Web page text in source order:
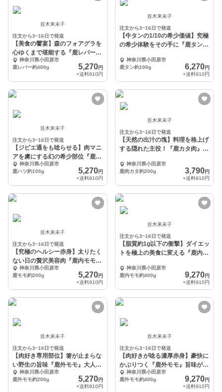
並木来未子
注文から3~16日で発送
【美食の饗宴】森のフォアグラを
心ゆくまで堪能する『鹿レバー』
大容量約400g
神奈川県小田原市
鹿レバー約400g
5,270円
+送料910円
並木来未子
注文から3~16日で発送
【牛タンの1/10の希少価値】究極
の希少体験をその手に『鹿タン』
神奈川県小田原市
鹿タン約100g
6,270円
+送料910円
並木来未子
注文から3~16日で発送
【ジビエ通をも唸らせる】肉マニ
アを虜にする幻の希少部位『鹿ハ
ツ』約100g
神奈川県小田原市
鹿ハツ約100g
5,270円
+送料910円
並木来未子
注文から3~16日で発送
【天然の出汁の塊】料理を格上げ
する隠れた主役！『鹿カタ肉』お
神奈川県小田原市
鹿肉カタ約200g
3,790円
+送料910円
並木来未子
注文から3~16日で発送
【究極のヘルシー赤身】太りたく
ない日の贅沢美容肉『鹿内モモ』
お試し約200g
神奈川県小田原市
鹿モモ約200g
5,270円
+送料910円
並木来未子
注文から3~16日で発送
【脂質約1g以下の衝撃】ダイエッ
トを極上の美食に変える『鹿内モ
神奈川県小田原市
鹿内モモ約400g
9,270円
+送料910円
並木来未子
注文から3~16日で発送
【肉好き専用部位】箸が止まらな
い野生の旨味『鹿外モモ』大人の
贅沢肉☆約200g
神奈川県小田原市
鹿外モモ約200g
5,270円
+送料910円
並木来未子
注文から3~16日で発送
【肉好きが唸る濃厚赤身】豪快に
かぶりつく『鹿外モモ』旨味が溢
れ出る☆約400g
神奈川県小田原市
鹿外モモ約400g
9,270円
+送料910円